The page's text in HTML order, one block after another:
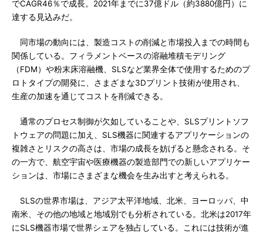
でCAGR46％で成長。2021年までに37億ドル（約3880億円）に
達する見込みだ。
同市場の動向には、製造コストの削減と市場投入までの時間も
関係している。フィラメントベースの溶融堆積モデリング
（FDM）や粉末床溶融機、SLSなど業界全体で使用するためのプ
ロトタイプの開発に、さまざまな3Dプリント技術が使用され、
生産の加速を通じてコストを削減できる。
通常のプロセス制御が欠如していることや、SLSプリントソフ
トウェアの問題に加え、SLS機器に関連するアプリケーションの
複雑さとリスクの高さは、市場の成長を妨げると懸念される。そ
の一方で、航空宇宙や医療機器の製造部門での新しいアプリケー
ションは、市場にさまざまな機会を生み出すと考えられる。
SLSの世界市場は、アジア太平洋地域、北米、ヨーロッパ、中
南米、その他の地域と地域別でも分析されている。北米は2017年
にSLS機器市場で世界シェアを独占している。これには技術が進